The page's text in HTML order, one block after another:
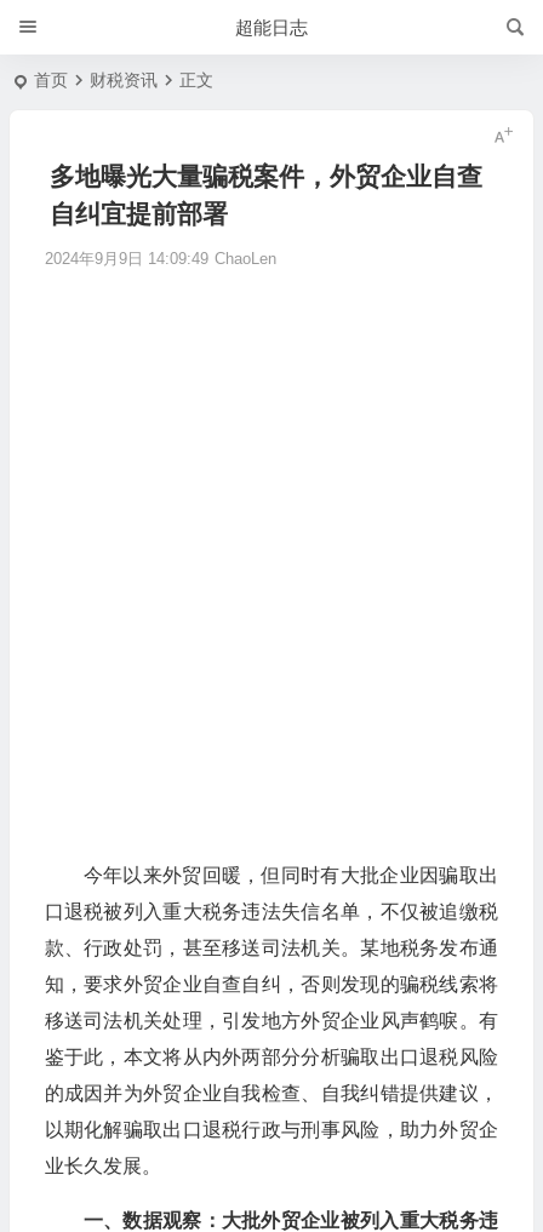
超能日志
首页 财税资讯 正文
多地曝光大量骗税案件，外贸企业自查
自纠宜提前部署
2024年9月9日 14:09:49 ChaoLen
今年以来外贸回暖，但同时有大批企业因骗取出
口退税被列入重大税务违法失信名单，不仅被追缴税
款、行政处罚，甚至移送司法机关。某地税务发布通
知，要求外贸企业自查自纠，否则发现的骗税线索将
移送司法机关处理，引发地方外贸企业风声鹤唳。有
鉴于此，本文将从内外两部分分析骗取出口退税风险
的成因并为外贸企业自我检查、自我纠错提供建议，
以期化解骗取出口退税行政与刑事风险，助力外贸企
业长久发展。
一、数据观察：大批外贸企业被列入重大税务违